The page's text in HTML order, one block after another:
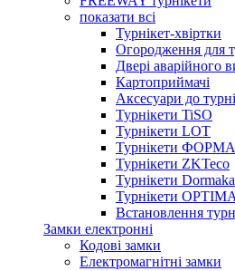
показати всі
Турнікет-хвіртки
Огородження для
Двері аварійного
Картоприймачі
Аксесуари до
Турнікети TiSO
Турнікети LOT
Турнікети ФОРМА
Турнікети ZKTeco
Турнікети
Турнікети OPTIMA
Встановлення
Замки електронні
Кодові замки
Електромагнітні замки